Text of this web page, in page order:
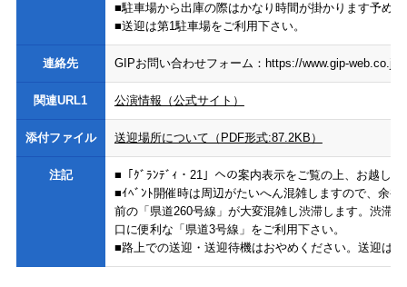
■駐車場から出庫の際はかなり時間が掛かります予め
■送迎は第1駐車場をご利用下さい。
連絡先 GIPお問い合わせフォーム：https://www.gip-web.co.jp/
関連URL1 公演情報（公式サイト）
添付ファイル 送迎場所について（PDF形式:87.2KB）
注記
■「ｸﾞﾗﾝﾃﾞｨ・21」への案内表示をご覧の上、お越し
■ｲﾍﾞﾝﾄ開催時は周辺がたいへん混雑しますので、余
前の「県道260号線」が大変混雑し渋滞します。渋滞
口に便利な「県道3号線」をご利用下さい。
■路上での送迎・送迎待機はおやめください。送迎は